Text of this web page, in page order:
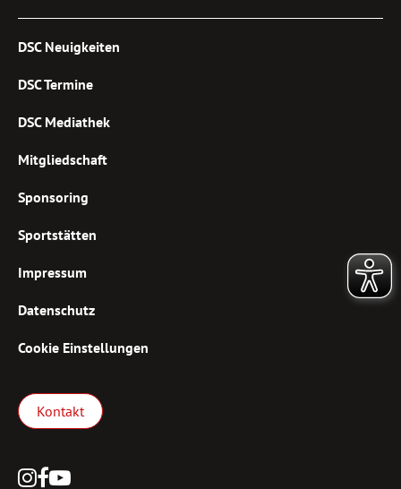
DSC Neuigkeiten
DSC Termine
DSC Mediathek
Mitgliedschaft
Sponsoring
Sportstätten
Impressum
Datenschutz
Cookie Einstellungen
Kontakt